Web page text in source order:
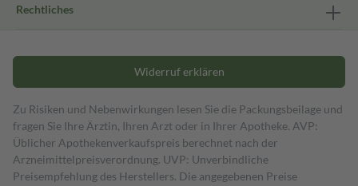
Rechtliches
Widerruf erklären
Zu Risiken und Nebenwirkungen lesen Sie die Packungsbeilage und
fragen Sie Ihre Ärztin, Ihren Arzt oder in Ihrer Apotheke. AVP:
Üblicher Apothekenverkaufspreis berechnet nach der
Arzneimittelpreisverordnung. UVP: Unverbindliche
Preisempfehlung des Herstellers. Die angegebenen Preise